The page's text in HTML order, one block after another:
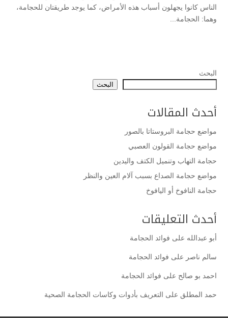
الناس كانوا يجهلون أسباب ‏هذه ‏الأمراض، كما يوجد طريقتان للحجامة،
وهما: الحجامة...
البحث
البحث
أحدث المقالات
مواضع حجامة البروستاتا بالصور
مواضع حجامة القولون العصبي
حجامة التهاب وتنميل الكتف واليدين
مواضع حجامة الصداع بسبب آلام العين والنظر
حجامة النافوخ أو اليافوخ
أحدث التعليقات
أبو عبدالله على فوائد الحجامة
سالم ناصر على فوائد الحجامة
احمد بو صالح على فوائد الحجامة
حمد المطلق على التعريف بأدوات وكاسات الحجامة الصحية